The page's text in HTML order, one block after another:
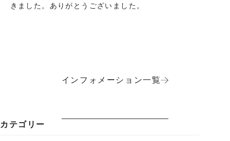
きました。ありがとうございました。
インフォメーション一覧
カテゴリー